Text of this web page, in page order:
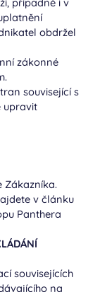
obdržel
zákonné
související s
upravit
Zákazníka.
v článku
Panthera
souvisejících
na